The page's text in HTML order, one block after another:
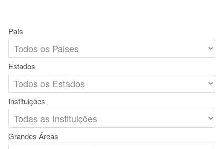
País
Estados
Instituições
Grandes Áreas